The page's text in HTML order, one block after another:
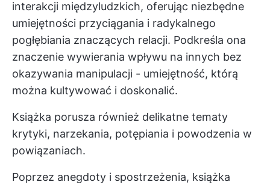
interakcji międzyludzkich, oferując niezbędne
umiejętności przyciągania i radykalnego
pogłębiania znaczących relacji. Podkreśla ona
znaczenie wywierania wpływu na innych bez
okazywania manipulacji - umiejętność, którą
można kultywować i doskonalić.
Książka porusza również delikatne tematy
krytyki, narzekania, potępiania i powodzenia w
powiązaniach.
Poprzez anegdoty i spostrzeżenia, książka